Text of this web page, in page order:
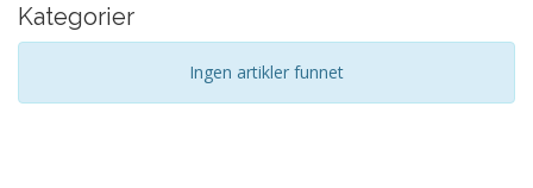
Kategorier
Ingen artikler funnet